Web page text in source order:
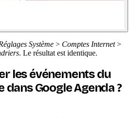
Système > Comptes Internet>
. Le résultat est identique.
les événements du
Google Agenda ?